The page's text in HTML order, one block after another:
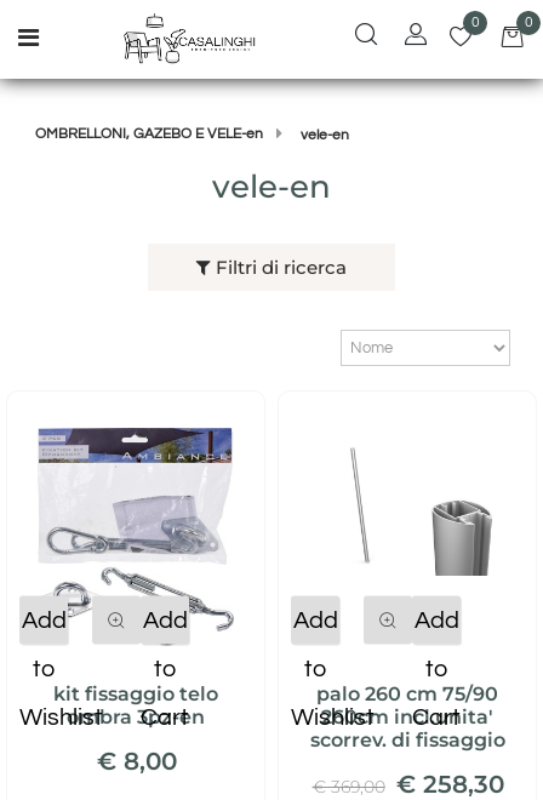
Open menu
0 0
OMBRELLONI, GAZEBO E VELE-en vele-en
vele-en
Filtri di ricerca
Add
to
Wishlist
Quantity
Add
to
Cart
kit fissaggio telo
ombra 3pz-en
€ 8,00
Add
to
Wishlist
Add
to
Cart
palo 260 cm 75/90
260cm incl.unita'
scorrev. di fissaggio
€ 369,00 € 258,30